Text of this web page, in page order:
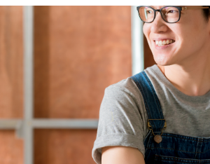
設備公司自成立以來，始
創新、安全、效率與可持
大核心價值，全力以赴提
、具有彈性且環境友好的
解決方案。我們的宗旨不
技術上的突破和卓越，更
斷的創新和卓越的客戶服
成為物流儲存領域的標竿